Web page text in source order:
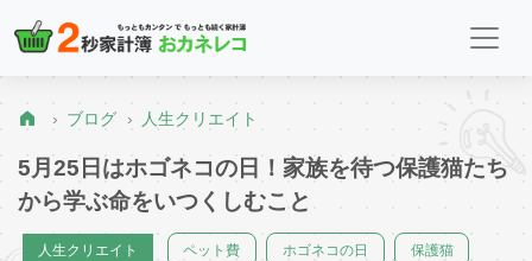
ブログ 人生クリエイト
5月25日はホゴネコの日！家族を待つ保護猫たち
から学ぶ命をいつくしむこと
人生クリエイト ペット費 ホゴネコの日 保護猫